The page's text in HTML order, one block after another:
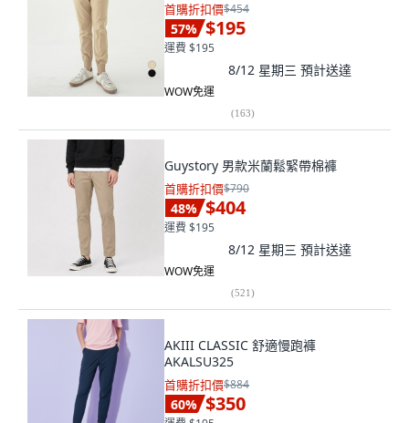
首購折扣價$454
57% $195
運費 $195
8/12 星期三 預計送達
WOW免運
(163)
Guystory 男款米蘭鬆緊帶棉褲
首購折扣價$790
48% $404
運費 $195
8/12 星期三 預計送達
WOW免運
(521)
AKIII CLASSIC 舒適慢跑褲
AKALSU325
首購折扣價$884
60% $350